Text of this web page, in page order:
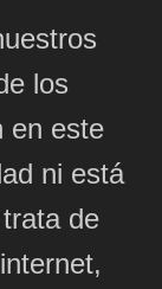
los
en este
ni está
de